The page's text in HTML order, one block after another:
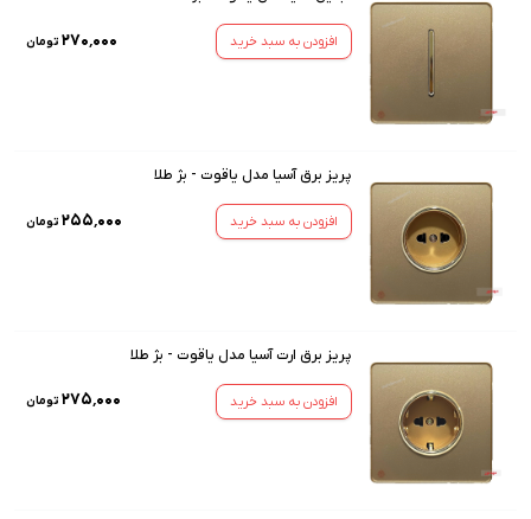
افزودن به سبد خرید ۲۷۰٬۰۰۰ تومان
پریز برق آسیا مدل یاقوت - بژ طلا
افزودن به سبد خرید ۲۵۵٬۰۰۰ تومان
پریز برق ارت آسیا مدل یاقوت - بژ طلا
افزودن به سبد خرید ۲۷۵٬۰۰۰ تومان